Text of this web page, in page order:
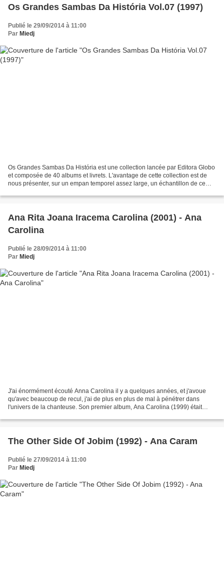
Os Grandes Sambas Da História Vol.07 (1997)
Publié le 29/09/2014 à 11:00
Par Miedj
Os Grandes Sambas Da História est une collection lancée par Editora Globo
et composée de 40 albums et livrets. L'avantage de cette collection est de
nous présenter, sur un empan temporel assez large, un échantillon de ce
Ana Rita Joana Iracema Carolina (2001) - Ana
Carolina
Publié le 28/09/2014 à 11:00
Par Miedj
J'ai énormément écouté Anna Carolina il y a quelques années, et j'avoue
qu'avec beaucoup de recul, j'ai de plus en plus de mal à pénétrer dans
l'univers de la chanteuse. Son premier album, Ana Carolina (1999) était
The Other Side Of Jobim (1992) - Ana Caram
Publié le 27/09/2014 à 11:00
Par Miedj